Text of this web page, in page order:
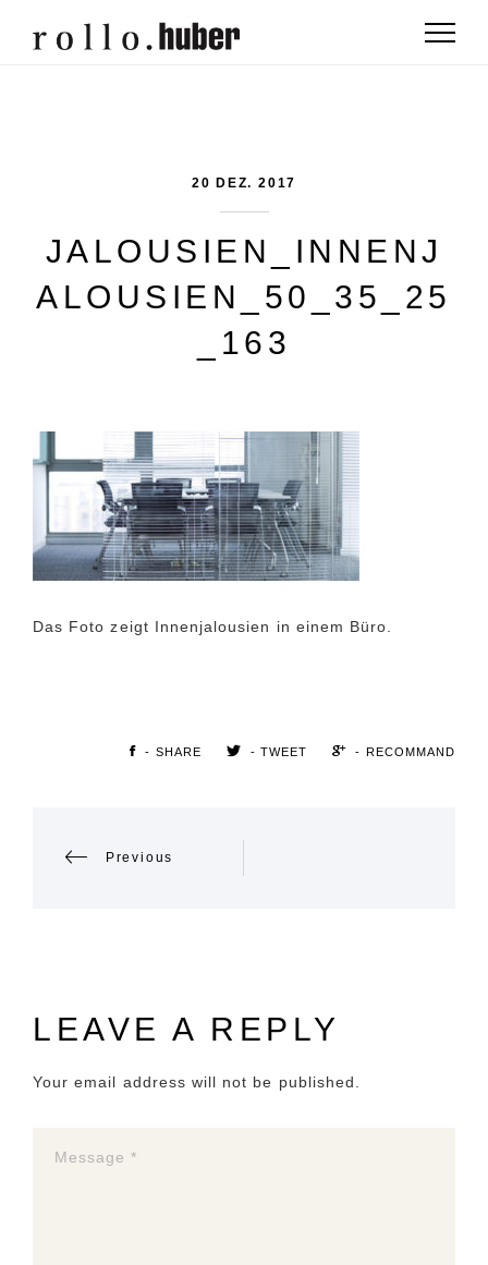
20 DEZ. 2017
JALOUSIEN_INNENJ
ALOUSIEN_50_35_25
_163
Das Foto zeigt Innenjalousien in einem Büro.
- SHARE - TWEET - RECOMMAND
POSTPrevious
LEAVE A REPLY
Your email address will not be published.